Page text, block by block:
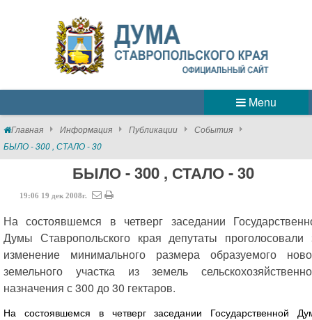
Menu
Главная Информация Публикации
События
БЫЛО - 300 , СТАЛО - 30
БЫЛО - 300 , СТАЛО - 30
19:06 19 дек 2008г.
На состоявшемся в четверг заседании
Думы Ставропольского края депутаты проголосовали
изменение минимального размера образуемого
земельного участка из земель
назначения с 300 до 30 гектаров.
На состоявшемся в четверг заседании Государственной